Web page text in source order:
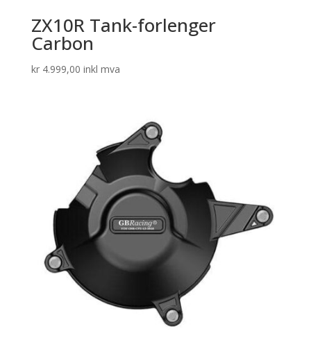
ZX10R Tank-forlenger
Carbon
kr4.999,00 inkl mva